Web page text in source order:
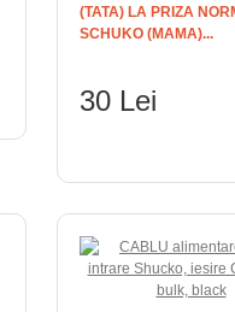
(TATA) LA PRIZA
SCHUKO (MAMA)...
30 Lei